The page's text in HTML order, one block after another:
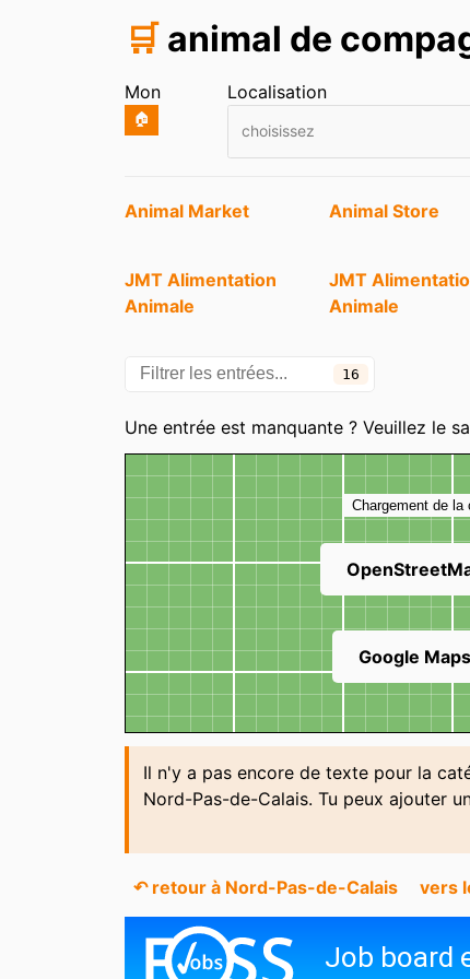
🛒 animal de
Mon
🏠
Localisation
choisissez
Entrées
Animal Market Animal Store
JMT Alimentation
Animale
JMT
Animale
Teint
16
Une entrée est manquante ? Veuillez le
Carte
Chargement de la
Google
Il n'y a pas encore de texte pour la
Nord-Pas-de-Calais. Tu peux ajouter
↶ retour à Nord-Pas-de-Calais vers